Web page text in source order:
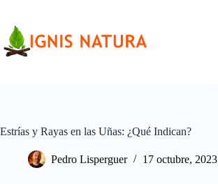
contenido
Estrías y Rayas en las Uñas: ¿Qué Indican?
Pedro Lisperguer 17 octubre, 2023